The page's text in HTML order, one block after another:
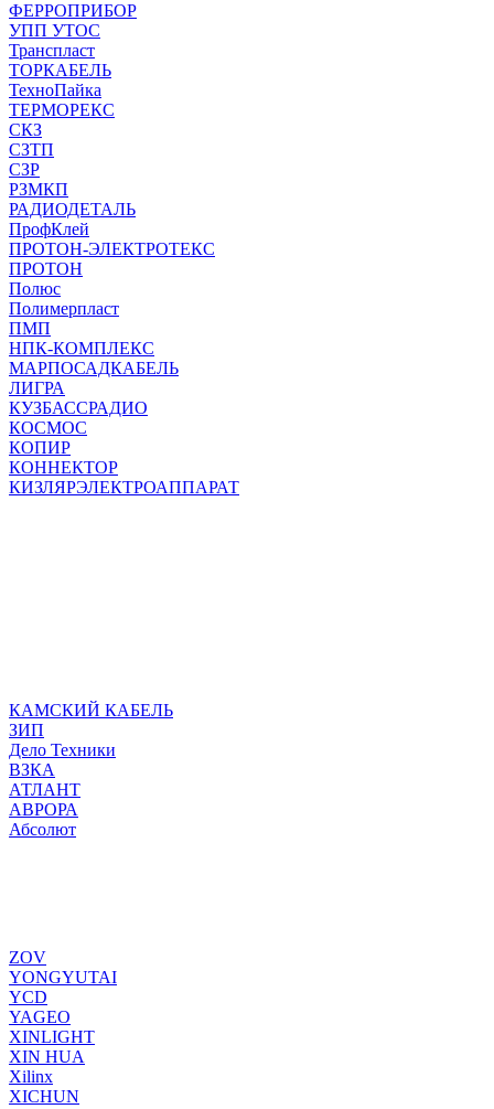
ФЕРРОПРИБОР
УПП УТОС
Транспласт
ТОРКАБЕЛЬ
ТехноПайка
ТЕРМОРЕКС
СКЗ
СЗТП
СЗР
РЗМКП
РАДИОДЕТАЛЬ
ПрофКлей
ПРОТОН-ЭЛЕКТРОТЕКС
ПРОТОН
Полюс
Полимерпласт
ПМП
НПК-КОМПЛЕКС
МАРПОСАДКАБЕЛЬ
ЛИГРА
КУЗБАССРАДИО
КОСМОС
КОПИР
КОННЕКТОР
КИЗЛЯРЭЛЕКТРОАППАРАТ
КАМСКИЙ КАБЕЛЬ
ЗИП
Дело Техники
ВЗКА
АТЛАНТ
АВРОРА
Абсолют
ZOV
YONGYUTAI
YCD
YAGEO
XINLIGHT
XIN HUA
Xilinx
XICHUN